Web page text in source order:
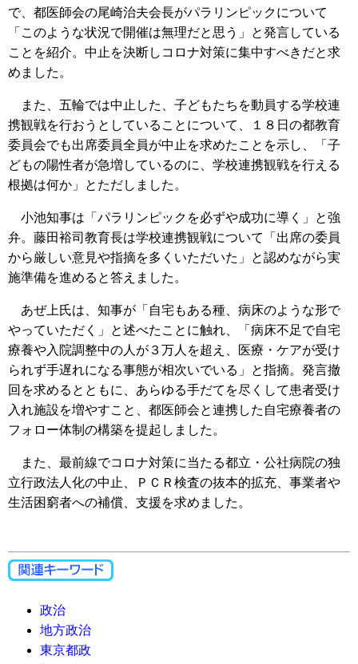
で、都医師会の尾崎治夫会長がパラリンピックについて
「このような状況で開催は無理だと思う」と発言している
ことを紹介。中止を決断しコロナ対策に集中すべきだと求
めました。
また、五輪では中止した、子どもたちを動員する学校連
携観戦を行おうとしていることについて、１８日の都教育
委員会でも出席委員全員が中止を求めたことを示し、「子
どもの陽性者が急増しているのに、学校連携観戦を行える
根拠は何か」とただしました。
小池知事は「パラリンピックを必ずや成功に導く」と強
弁。藤田裕司教育長は学校連携観戦について「出席の委員
から厳しい意見や指摘を多くいただいた」と認めながら実
施準備を進めると答えました。
あぜ上氏は、知事が「自宅もある種、病床のような形で
やっていただく」と述べたことに触れ、「病床不足で自宅
療養や入院調整中の人が３万人を超え、医療・ケアが受け
られず手遅れになる事態が相次いでいる」と指摘。発言撤
回を求めるとともに、あらゆる手だてを尽くして患者受け
入れ施設を増やすこと、都医師会と連携した自宅療養者の
フォロー体制の構築を提起しました。
また、最前線でコロナ対策に当たる都立・公社病院の独
立行政法人化の中止、ＰＣＲ検査の抜本的拡充、事業者や
生活困窮者への補償、支援を求めました。
政治
地方政治
東京都政